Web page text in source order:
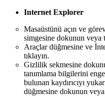
Internet Explorer
Masaüstünü açın ve
simgesine dokunun veya
Araçlar düğmesine ve
tıklayın.
Gizlilik sekmesine
tanımlama bilgilerini
bulunan kaydırıcıyı
düğmesine dokunun veya